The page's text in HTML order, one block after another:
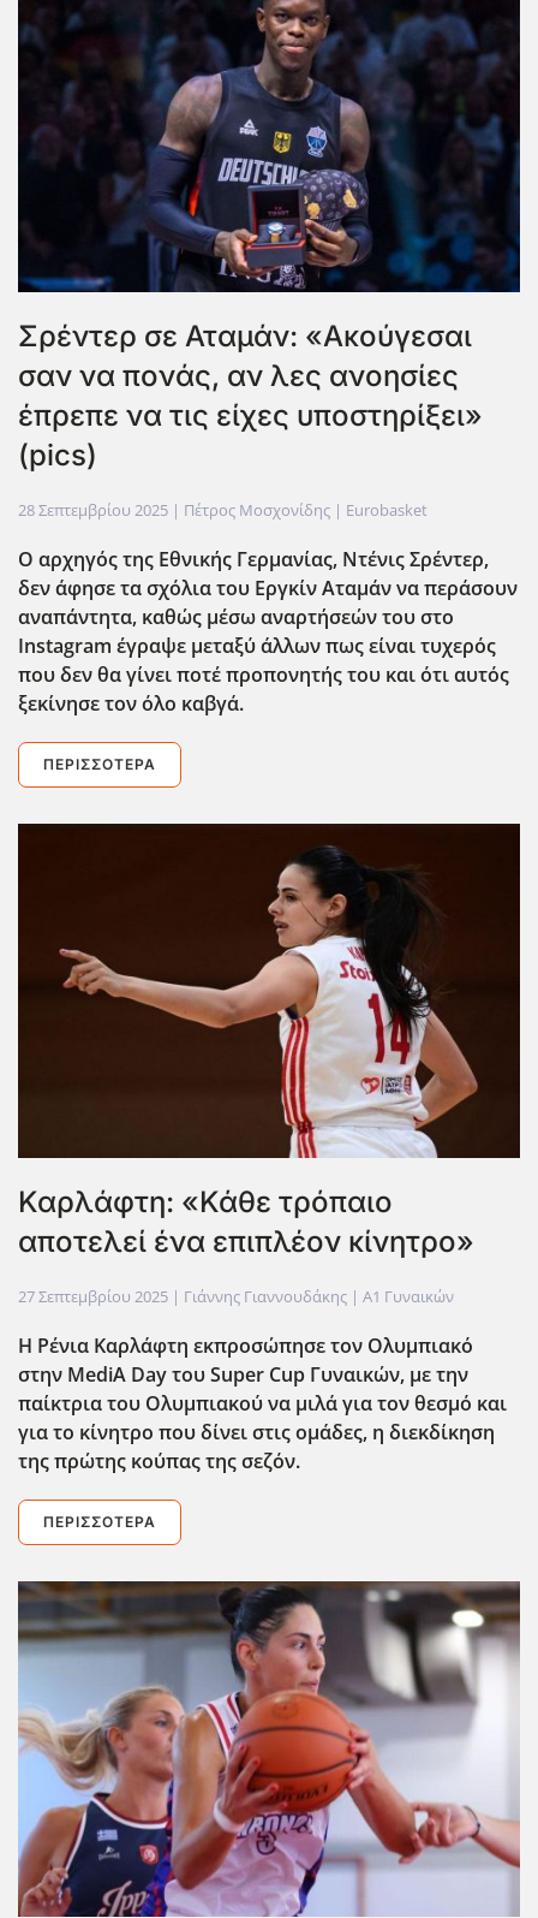
Σρέντερ σε Αταμάν: «Ακούγεσαι
σαν να πονάς, αν λες ανοησίες
έπρεπε να τις είχες υποστηρίξει»
(pics)
28 Σεπτεμβρίου 2025 | Πέτρος Μοσχονίδης | Eurobasket
Ο αρχηγός της Εθνικής Γερμανίας, Ντένις Σρέντερ,
δεν άφησε τα σχόλια του Εργκίν Αταμάν να περάσουν
αναπάντητα, καθώς μέσω αναρτήσεών του στο
Instagram έγραψε μεταξύ άλλων πως είναι τυχερός
που δεν θα γίνει ποτέ προπονητής του και ότι αυτός
ξεκίνησε τον όλο καβγά.
ΠΕΡΙΣΣΌΤΕΡΑ
Καρλάφτη: «Κάθε τρόπαιο
αποτελεί ένα επιπλέον κίνητρο»
27 Σεπτεμβρίου 2025 | Γιάννης Γιαννουδάκης | Α1 Γυναικών
Η Ρένια Καρλάφτη εκπροσώπησε τον Ολυμπιακό
στην MediA Dayτου Super Cup Γυναικών, με την
παίκτρια του Ολυμπιακού να μιλά για τον θεσμό και
για το κίνητρο που δίνει στις ομάδες, η διεκδίκηση
της πρώτης κούπας της σεζόν.
ΠΕΡΙΣΣΌΤΕΡΑ